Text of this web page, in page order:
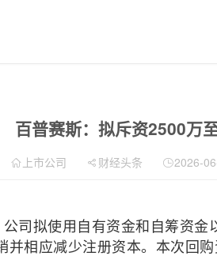
百普赛斯：拟斥资2500万
上市公司 财经头条 2026-
公司拟使用自有资金和自筹资
并相应减少注册资本。本次回